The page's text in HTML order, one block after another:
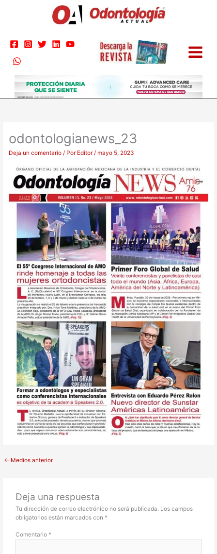
odontologianews_23
Deja un comentario / Por Editor/ mayo 5, 2023
← Medios anterior
Deja una respuesta
Tu dirección de correo electrónico no será publicada. Los campos
obligatorios están marcados con *
Comentario *